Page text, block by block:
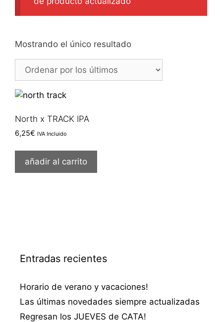
Mostrando el único resultado
North x TRACK IPA
6,25€ IVA Incluido
añadir al carrito
Entradas recientes
Horario de verano y vacaciones!
Las últimas novedades siempre actualizadas
Regresan los JUEVES de CATA!